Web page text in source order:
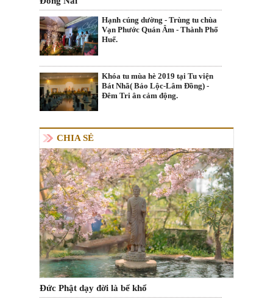
Hạnh cúng dường - Trùng tu chùa
Vạn Phước Quán Âm - Thành Phố
Huế.
Khóa tu mùa hè 2019 tại Tu viện
Bát Nhã( Bảo Lộc-Lâm Đồng) -
Đêm Tri ân cảm động.
CHIA SẺ
Đức Phật dạy đời là bể khổ